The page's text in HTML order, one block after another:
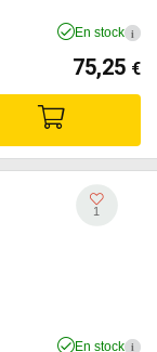
En stock i
75,25 €
1
En stock i